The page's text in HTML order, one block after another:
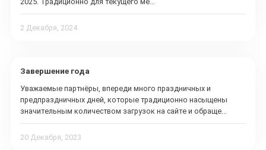
2 Декабря, 2024
Завершение года
Уважаемые партнёры, впереди много праздничных и
предпраздничных дней, которые традиционно насыщены
значительным количеством загрузок на сайте и обраще...
20 Декабря, 2023